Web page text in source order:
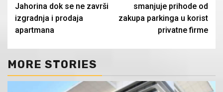
Jahorina dok se ne završi
izgradnja i prodaja
apartmana
smanjuje prihode od
zakupa parkinga u korist
privatne firme
MORE STORIES